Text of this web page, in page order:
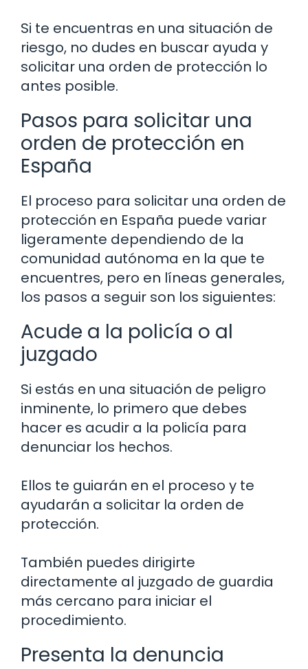
Si te encuentras en una situación de
riesgo, no dudes en buscar ayuda y
solicitar una orden de protección lo
antes posible.
Pasos para solicitar una
orden de protección en
España
El proceso para solicitar una orden de
protección en España puede variar
ligeramente dependiendo de la
comunidad autónoma en la que te
encuentres, pero en líneas generales,
los pasos a seguir son los siguientes:
Acude a la policía o al
juzgado
Si estás en una situación de peligro
inminente, lo primero que debes
hacer es acudir a la policía para
denunciar los hechos.
Ellos te guiarán en el proceso y te
ayudarán a solicitar la orden de
protección.
También puedes dirigirte
directamente al juzgado de guardia
más cercano para iniciar el
procedimiento.
Presenta la denuncia